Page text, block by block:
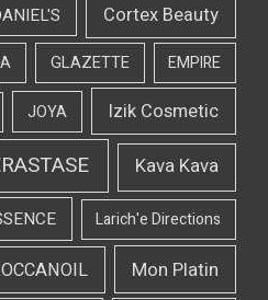
Cortex Beauty
EMPIRE
GLAZETTE
Izik Cosmetic
JOYA
Kava Kava
Larich'e Directions
Mon Platin